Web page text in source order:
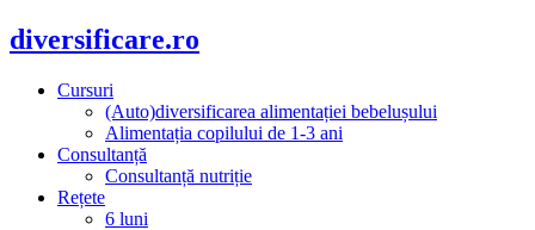
diversificare.ro
Cursuri
(Auto)diversificarea alimentației bebelușului
Alimentația copilului de 1-3 ani
Consultanță
Consultanță nutriție
Rețete
6 luni